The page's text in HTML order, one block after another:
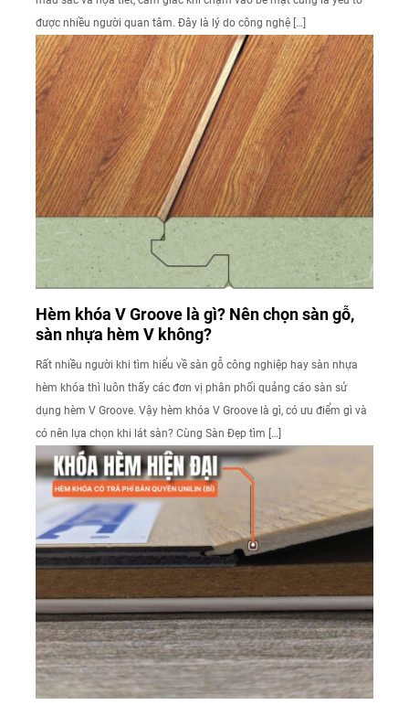
được nhiều người quan tâm. Đây là lý do công nghệ […]
Hèm khóa V Groove là gì? Nên chọn sàn gỗ,
sàn nhựa hèm V không?
Rất nhiều người khi tìm hiểu về sàn gỗ công nghiệp hay sàn nhựa
hèm khóa thì luôn thấy các đơn vị phân phối quảng cáo sàn sử
dụng hèm V Groove. Vậy hèm khóa V Groove là gì, có ưu điểm gì và
có nên lựa chọn khi lát sàn? Cùng Sàn Đẹp tìm […]